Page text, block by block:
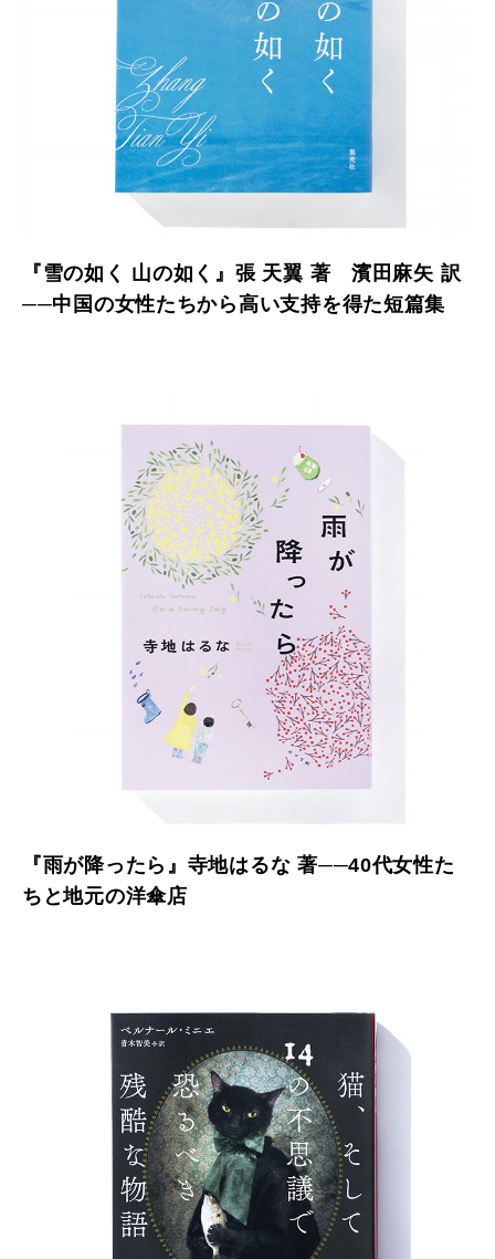
『雪の如く 山の如く』張 天翼 著 濱田麻矢 訳
──中国の女性たちから高い支持を得た短篇集
『雨が降ったら』寺地はるな 著──40代女性た
ちと地元の洋傘店